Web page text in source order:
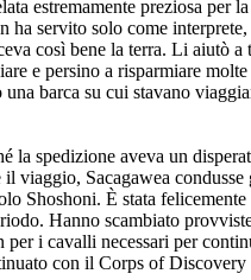
estremamente preziosa per la
servito solo come interprete,
così bene la terra. Li aiutò a
e persino a risparmiare
barca su cui stavano
la spedizione aveva un
viaggio, Sacagawea condusse
Shoshoni. È stata
Hanno scambiato
per i cavalli necessari per
con il Corps of Discovery